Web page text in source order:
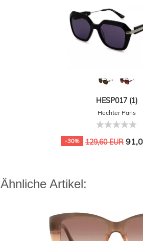
HESP017 (1)
Hechter Paris
-30% 129,60 EUR
Ähnliche Artikel: